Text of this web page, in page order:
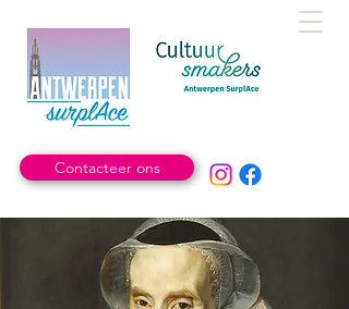
Contacteer ons